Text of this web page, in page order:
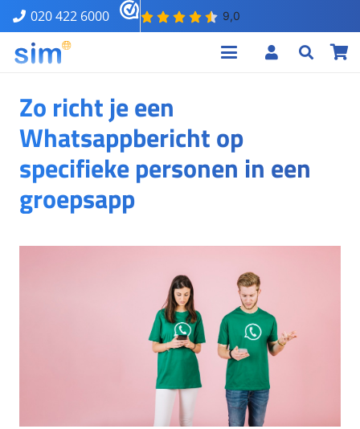
020 422 6000
Zo richt je een
Whatsappbericht op
specifieke personen in een
groepsapp